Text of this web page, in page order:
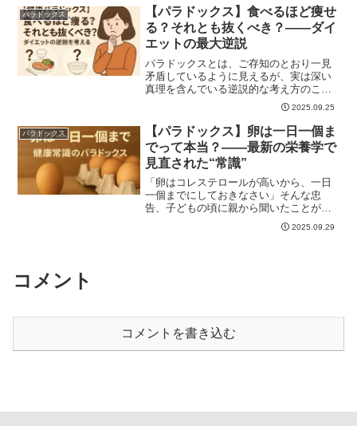
パラドックス
【パラドックス】食べるほど痩せ
る？それとも抜くべき？――ダイ
エットの最大逆説
パラドックスとは、ご存知のとおり一見
矛盾しているように見えるが、実は深い
真理を含んでいる逆説的な考え方のこ
2025.09.25
パラドックス
【パラドックス】卵は一日一個ま
でって本当？――最新の栄養学で
見直された“常識”
「卵はコレステロールが高いから、一日
一個までにしておきなさい」そんな忠
告、子どもの頃に親から聞いたことがあ
2025.09.29
コメント
コメントを書き込む